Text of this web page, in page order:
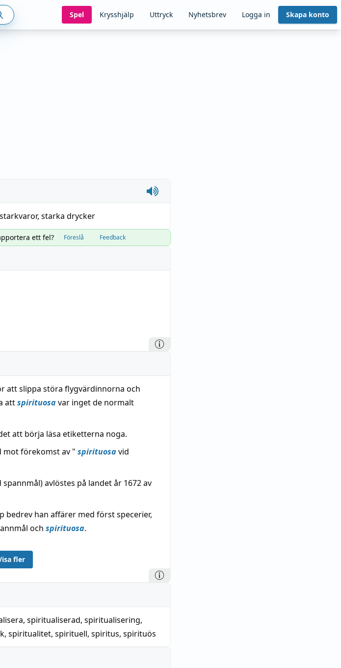
Spel Krysshjälp Uttryck Nyhetsbrev Logga in Skapa konto
starkvaror, starka drycker
ett fel? Föreslå Feedback
att slippa störa flygvärdinnorna och
attspirituosavar inget de normalt
att börja läsa etiketterna noga.
mot förekomst av " spirituosavid
avlöstes på landet år 1672 av
bedrev han affärer med först specerier,
och spirituosa.
fler
, spiritualiserad, spiritualisering,
, spiritualitet, spirituell, spiritus, spirituös